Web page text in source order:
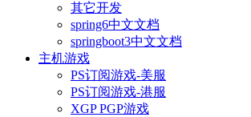
其它开发
spring6中文文档
springboot3中文文档
主机游戏
PS订阅游戏-美服
PS订阅游戏-港服
XGP PGP游戏